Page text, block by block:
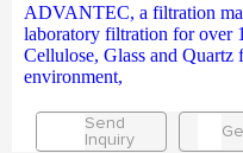
ADVANTEC, a filtration
laboratory filtration for over
Cellulose, Glass and Quartz
environment,
Send
Inquiry